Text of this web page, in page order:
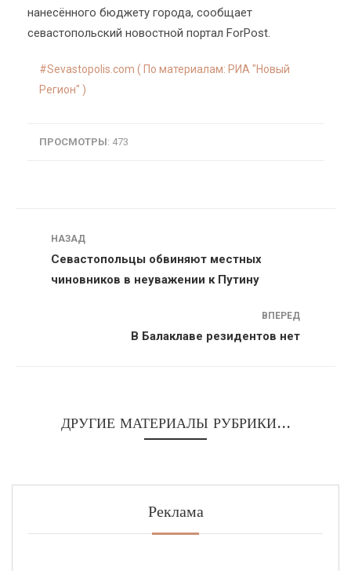
нанесённого бюджету города, сообщает
севастопольский новостной портал ForPost.
Sevastopolis.com ( По материалам: РИА "Новый
Регион" )
ПРОСМОТРЫ: 473
Навигация
НАЗАД
Севастопольцы обвиняют местных
чиновников в неуважении к Путину
ВПЕРЕД
В Балаклаве резидентов нет
ДРУГИЕ МАТЕРИАЛЫ РУБРИКИ...
Реклама